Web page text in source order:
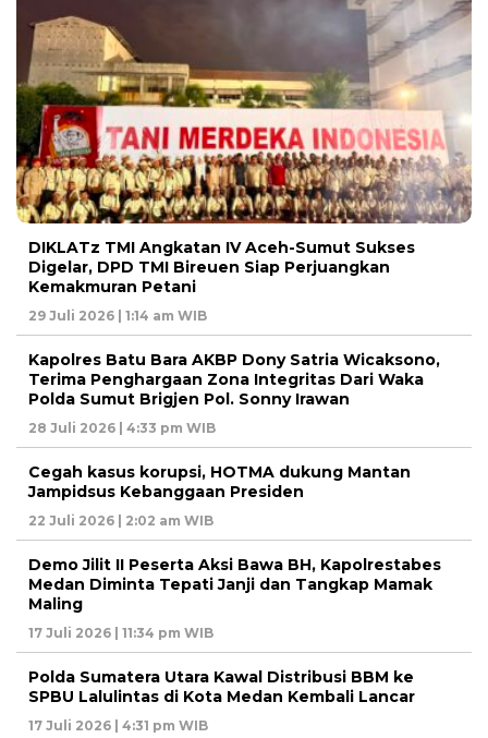
DIKLATz TMI Angkatan IV Aceh-Sumut Sukses
Digelar, DPD TMI Bireuen Siap Perjuangkan
Kemakmuran Petani
29 Juli 2026 | 1:14 am WIB
Kapolres Batu Bara AKBP Dony Satria Wicaksono,
Terima Penghargaan Zona Integritas Dari Waka
Polda Sumut Brigjen Pol. Sonny Irawan
28 Juli 2026 | 4:33 pm WIB
Cegah kasus korupsi, HOTMA dukung Mantan
Jampidsus Kebanggaan Presiden
22 Juli 2026 | 2:02 am WIB
Demo Jilit II Peserta Aksi Bawa BH, Kapolrestabes
Medan Diminta Tepati Janji dan Tangkap Mamak
Maling
17 Juli 2026 | 11:34 pm WIB
Polda Sumatera Utara Kawal Distribusi BBM ke
SPBU Lalulintas di Kota Medan Kembali Lancar
17 Juli 2026 | 4:31 pm WIB